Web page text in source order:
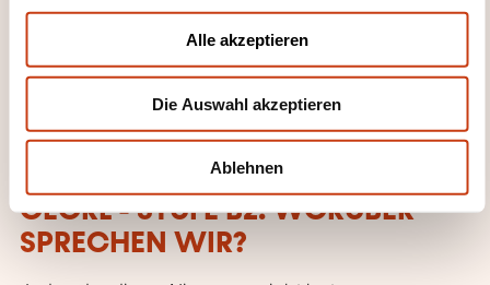
Alle akzeptieren
Die Auswahl akzeptieren
Ablehnen
VERANSTALTUNGSART
CECRL - STUFE B2: WORÜBER
SPRECHEN WIR?